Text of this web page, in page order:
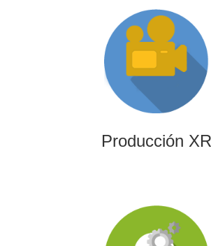
Producción XR
Producción XR
Somos una productora independiente
altamente experimentado también en
producciones inmersivas y de
Agentes de IA